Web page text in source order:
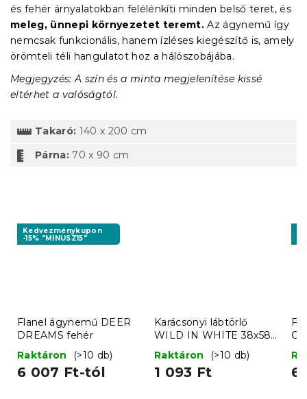
és fehér árnyalatokban felélénkíti minden belső teret, és
meleg, ünnepi környezetet teremt. Az ágynemű így
nemcsak funkcionális, hanem ízléses kiegészítő is, amely
örömteli téli hangulatot hoz a hálószobájába.
Megjegyzés: A szín és a minta megjelenítése kissé
eltérhet a valóságtól.
Takaró: 140 x 200 cm
Párna: 70 x 90 cm
Kedvezménykupon
-15% "MINUSZ15"
Flanel ágynemű DEER
DREAMS fehér
Raktáron
(>10 db)
6 007 Ft-tól
Karácsonyi lábtörlő
WILD IN WHITE 38x58
cm - több változatban
Raktáron (>10 db)
1 093 Ft 6